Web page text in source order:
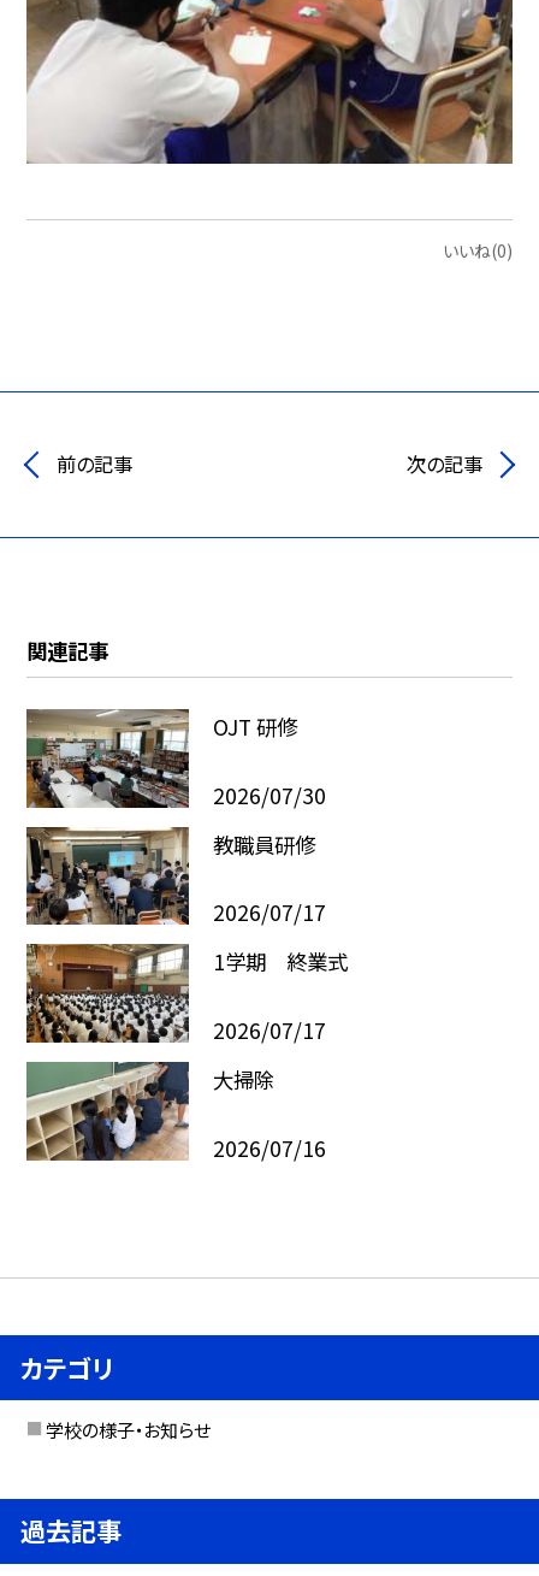
いいね(0)
前の記事 次の記事
関連記事
OJT 研修
2026/07/30
教職員研修
2026/07/17
1学期 終業式
2026/07/17
大掃除
2026/07/16
カテゴリ
学校の様子・お知らせ
過去記事